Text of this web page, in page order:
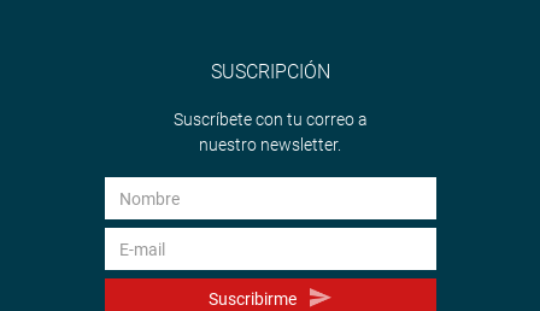
SUSCRIPCIÓN
Suscríbete con tu correo a
nuestro newsletter.
Suscribirme